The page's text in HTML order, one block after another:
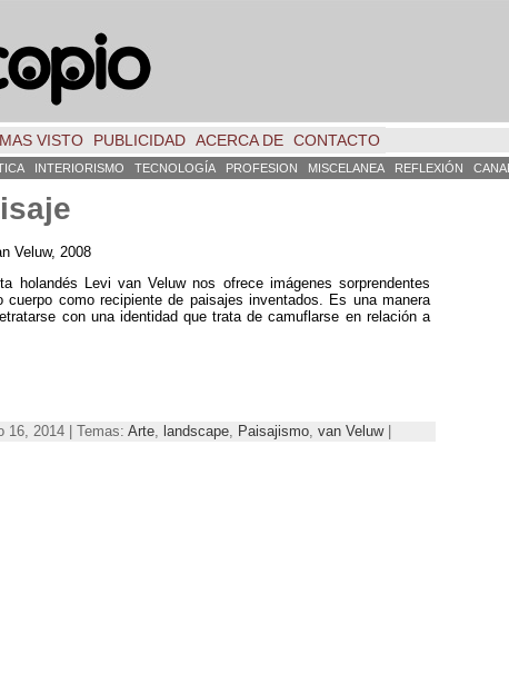
VISTO PUBLICIDAD ACERCA DE CONTACTO
INTERIORISMO TECNOLOGÍA PROFESION MISCELANEA REFLEXIÓN
Veluw, 2008
holandés Levi van Veluw nos ofrece imágenes sorprendentes
cuerpo como recipiente de paisajes inventados. Es una manera
con una identidad que trata de camuflarse en relación a
16, 2014 | Temas: Arte landscape Paisajismo van Veluw|